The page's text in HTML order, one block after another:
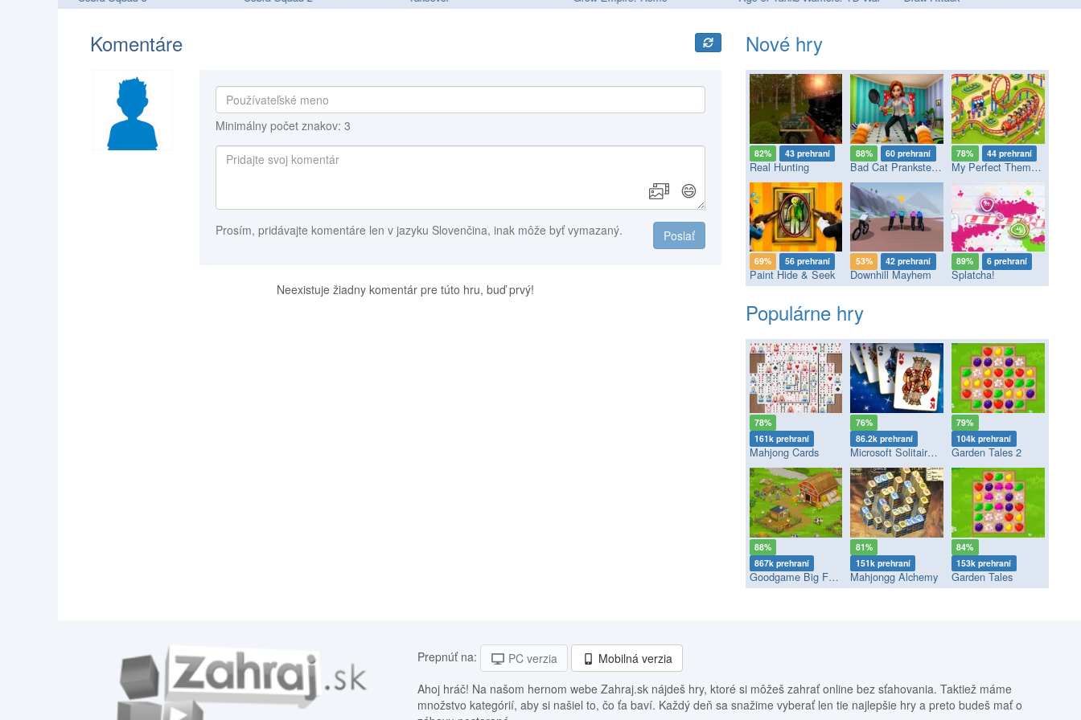
Komentáre
Minimálny počet znakov: 3
😄
Poslať
Prosím, pridávajte komentáre len v jazyku Slovenčina, inak môže byť vymazaný.
Neexistuje žiadny komentár pre túto hru, buď prvý!
Nové hry
82% 43 prehraní
Real Hunting
88% 60 prehraní
Bad Cat Prankster - Mom’s Return
78% 44 prehraní
My Perfect Theme Park
69% 56 prehraní
Paint Hide & Seek
53% 42 prehraní
Downhill Mayhem
89% 6 prehraní
Splatcha!
Populárne hry
78%
161k prehraní
Mahjong Cards
76%
86.2k prehraní
Microsoft Solitaire Collection
79%
104k prehraní
Garden Tales 2
88%
867k prehraní
Goodgame Big Farm
81%
151k prehraní
Mahjongg Alchemy
84%
153k prehraní
Garden Tales
Prepnúť na: PC verzia
Mobilná verzia
Ahoj hráč! Na našom hernom webe Zahraj.sk nájdeš hry, ktoré si môžeš zahrať online bez sťahovania. Taktiež máme
množstvo kategórií, aby si našiel to, čo ťa baví. Každý deň sa snažime vyberať len tie najlepšie hry a preto budeš mať o